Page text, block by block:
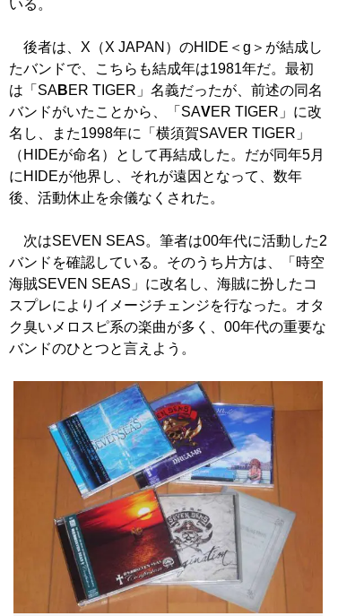
いる。
後者は、X（X JAPAN）のHIDE＜g＞が結成し
たバンドで、こちらも結成年は1981年だ。最初
は「SABER TIGER」名義だったが、前述の同名
バンドがいたことから、「SAVER TIGER」に改
名し、また1998年に「横須賀SAVER TIGER」
（HIDEが命名）として再結成した。だが同年5月
にHIDEが他界し、それが遠因となって、数年
後、活動休止を余儀なくされた。
次はSEVEN SEAS。筆者は00年代に活動した2
バンドを確認している。そのうち片方は、「時空
海賊SEVEN SEAS」に改名し、海賊に扮したコ
スプレによりイメージチェンジを行なった。オタ
ク臭いメロスピ系の楽曲が多く、00年代の重要な
バンドのひとつと言えよう。